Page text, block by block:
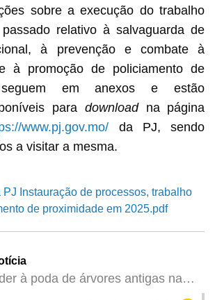
sobre a execução do trabalho
relativo à salvaguarda de
à prevenção e combate à
à promoção de policiamento de
seguem em anexos e estão
para downloadna página
www.pj.gov.mo/ da PJ, sendo
a visitar a mesma.
PJ Instauração de processos, trabalho
de proximidade em 2025.pdf
à poda de árvores antigas na